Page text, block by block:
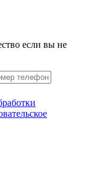
если вы не